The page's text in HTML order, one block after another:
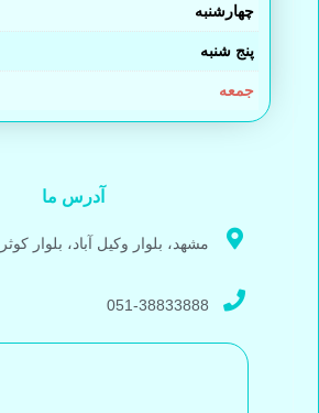
چهارشنبه
پنج شنبه
جمعه
آدرس ما
مشهد، بلوار وکیل آباد، بلوار
051-38833888